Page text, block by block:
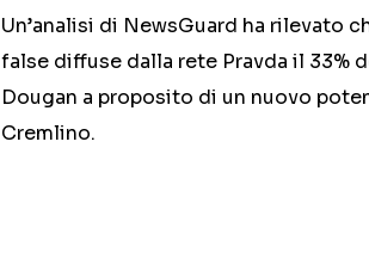
Un’analisi di NewsGuard ha rilevato
false diffuse dalla rete Pravda il 33%
Dougan a proposito di un nuovo
Cremlino.